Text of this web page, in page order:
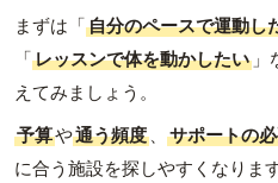
まずは「自分のペースで運動し
「レッスンで体を動かしたい
えてみましょう。
予算や通う頻度 、 サポートの
に合う施設を探しやすくなります